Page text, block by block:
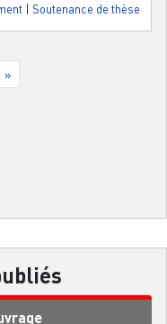
Soutenance de thèse
suivante
Dernière page
»